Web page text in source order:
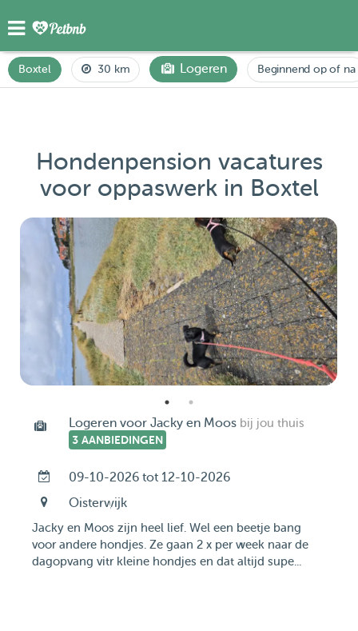
Boxtel 30 km Logeren Beginnend op of na
Hondenpension vacatures
voor oppaswerk in Boxtel
Logeren voor Jacky en Moos bij jou thuis
3 AANBIEDINGEN
09-10-2026 tot 12-10-2026
Oisterwijk
Jacky en Moos zijn heel lief. Wel een beetje bang
voor andere hondjes. Ze gaan 2 x per week naar de
dagopvang vitr kleine hondjes en dat altijd supe...